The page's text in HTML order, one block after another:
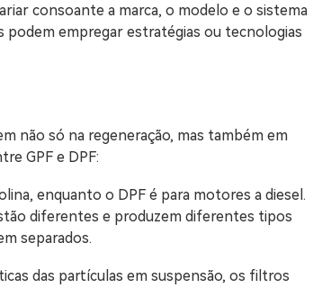
consoante a marca, o modelo e o sistema
empregar estratégias ou tecnologias
não só na regeneração, mas também em
GPF e DPF:
enquanto o DPF é para motores a diesel.
diferentes e produzem diferentes tipos
separados.
das partículas em suspensão, os filtros